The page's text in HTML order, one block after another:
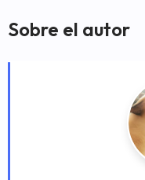
Sobre el autor